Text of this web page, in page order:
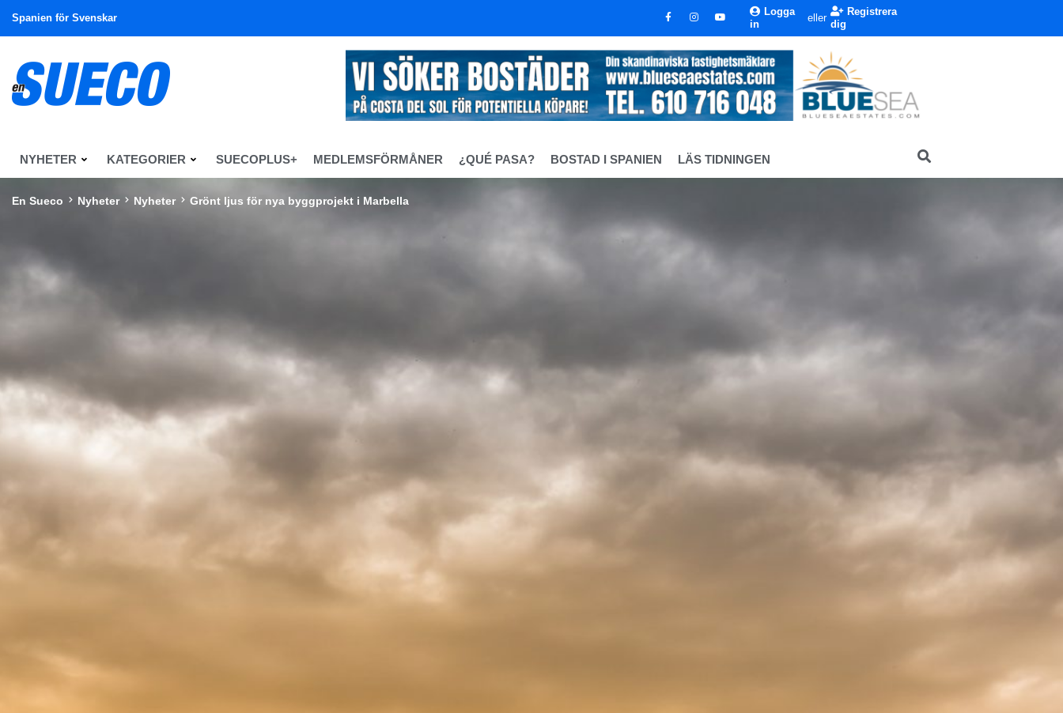
Spanien för Svenskar
Logga
in
eller
Registrera
dig
NYHETER KATEGORIER SUECOPLUS+ MEDLEMSFÖRMÅNER ¿QUÉ PASA? BOSTAD I SPANIEN LÄS TIDNINGEN
En Sueco Nyheter Nyheter Grönt ljus för nya byggprojekt i Marbella